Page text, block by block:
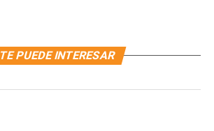
TE PUEDE INTERESAR